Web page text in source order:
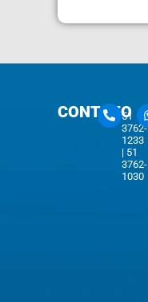
CONTATO
51
3762-
1233
| 51
3762-
1030